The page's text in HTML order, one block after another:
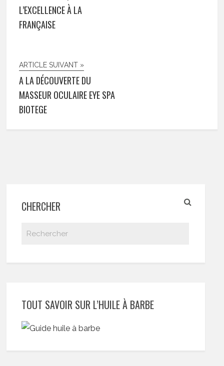
L’EXCELLENCE À LA
FRANÇAISE
ARTICLE SUIVANT »
A LA DÉCOUVERTE DU
MASSEUR OCULAIRE EYE SPA
BIOTEGE
CHERCHER
TOUT SAVOIR SUR L’HUILE À BARBE